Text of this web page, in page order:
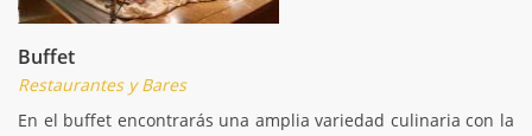
Buffet
Restaurantes y Bares
En el buffet encontrarás una amplia variedad culinaria con la